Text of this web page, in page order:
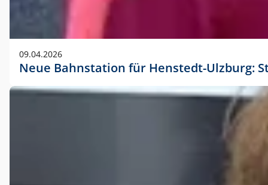
09.04.2026
Neue Bahnstation für Henstedt-Ulzburg: